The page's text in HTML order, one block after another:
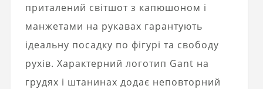
приталений світшот з капюшоном і
манжетами на рукавах гарантують
ідеальну посадку по фігурі та свободу
рухів. Характерний логотип Gant на
грудях і штанинах додає неповторний